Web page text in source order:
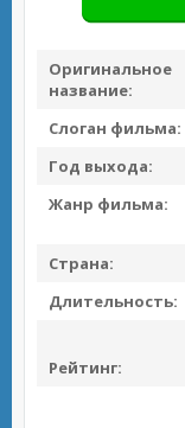
Оригинальное
название:
Слоган фильма:
Год выхода:
Жанр фильма:
Страна:
Длительность:
Рейтинг: